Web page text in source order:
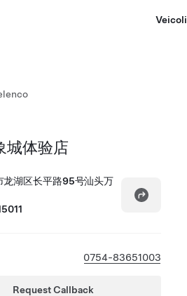
Veicoli
城体验店
龙湖区长平路95号汕头万
0754-83651003
Request Callback